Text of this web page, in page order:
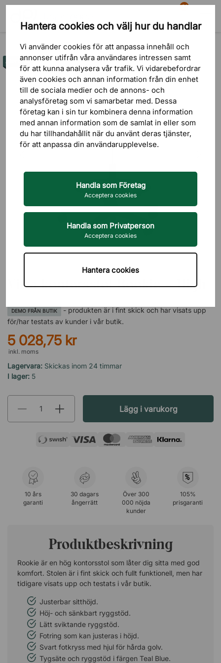
Hantera cookies och välj hur du handlar
Vi använder cookies för att anpassa innehåll och
annonser utifrån våra användares intressen samt
för att kunna analysera vår trafik. Vi vidarebefordrar
även cookies och annan information från din enhet
till de sociala medier och de annons- och
analysföretag som vi samarbetar med. Dessa
företag kan i sin tur kombinera denna information
med annan information som de samlat in eller som
du har tillhandahållit när du använt deras tjänster,
för att anpassa din användarupplevelse.
Handla som Företag
Acceptera cookies
Handla som Privatperson
Acceptera cookies
Hantera cookies
Sök
81
Varukorg Meny
Återbruk
Vitra kontorsstol Rookie - High
DEMO FRÅN BUTIK
- produkten är i fint skick och har visats upp
för/har testats av kunder i vår butik.
5 028,75 kr
inkl. moms
Lagervara: Skickas inom 24 timmar
I lager: 5
Lägg i varukorg
10 års
garanti
30 dagars
ångerrätt
Över 300
000 nöjda
kunder
%
105%
prisgaranti
Produktbeskrivning
Rookie är en hög kontorsstol som låter dig sitta med god
komfort. Stolen är i fint skick och fullt funktionell, men har
tidigare visats upp och testats i vår butik.
Justerbar sitthöjd.
Höj- och sänkbart ryggstöd.
Lätt sviktande ryggstöd.
Fotring som kan justeras i höjd.
Svart fotkryss med hjul för hårda golv.
Tygsäte och ryggstöd i färgen Teal Blue.